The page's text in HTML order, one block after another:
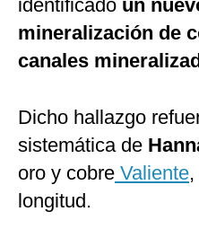
identificado un
mineralización de
canales
Dicho hallazgo
sistemática de
oro y cobre Valiente
longitud.